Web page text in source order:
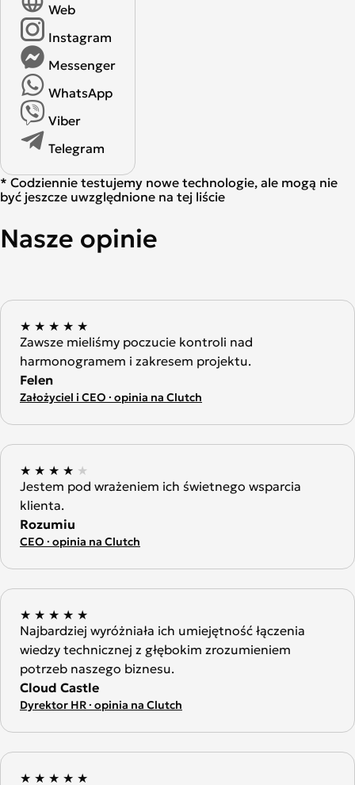
Web
Instagram
Messenger
WhatsApp
Viber
Telegram
* Codziennie testujemy nowe technologie, ale mogą nie
być jeszcze uwzględnione na tej liście
Nasze opinie
★ ★ ★ ★ ★
Zawsze mieliśmy poczucie kontroli nad
harmonogramem i zakresem projektu.
Felen
Założyciel i CEO · opinia na Clutch
★ ★ ★ ★ ★
Jestem pod wrażeniem ich świetnego wsparcia
klienta.
Rozumiu
CEO · opinia na Clutch
★ ★ ★ ★ ★
Najbardziej wyróżniała ich umiejętność łączenia
wiedzy technicznej z głębokim zrozumieniem
potrzeb naszego biznesu.
Cloud Castle
Dyrektor HR · opinia na Clutch
★ ★ ★ ★ ★